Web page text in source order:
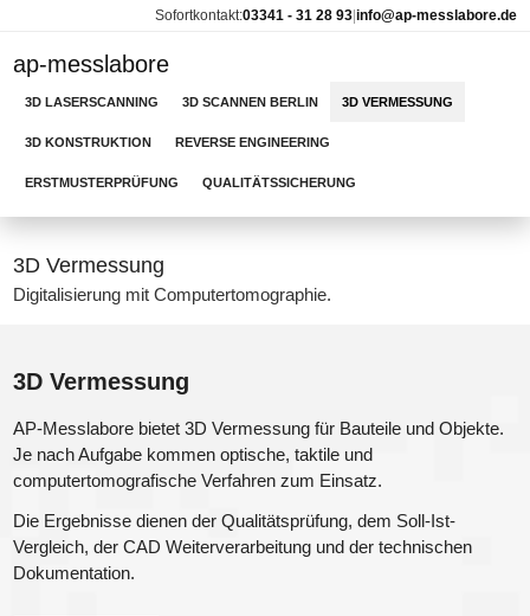
Sofortkontakt:03341 - 31 28 93 info@ap-messlabore.de
ap-messlabore
3D LASERSCANNING 3D SCANNEN BERLIN 3D VERMESSUNG
3D KONSTRUKTION REVERSE ENGINEERING
ERSTMUSTERPRÜFUNG QUALITÄTSSICHERUNG
3D Vermessung
Digitalisierung mit Computertomographie.
3D Vermessung
AP-Messlabore bietet 3D Vermessung für Bauteile und Objekte.
Je nach Aufgabe kommen optische, taktile und
computertomografische Verfahren zum Einsatz.
Die Ergebnisse dienen der Qualitätsprüfung, dem Soll-Ist-
Vergleich, der CAD Weiterverarbeitung und der technischen
Dokumentation.